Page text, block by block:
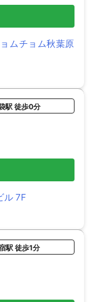
ムチョム秋葉原
駅 徒歩0分
ル 7F
駅 徒歩1分